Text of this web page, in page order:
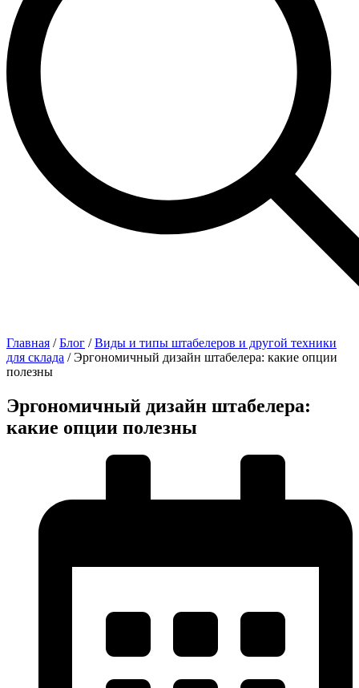
Главная /Блог /Виды и типы штабелеров и другой техники
для склада /Эргономичный дизайн штабелера: какие опции
полезны
Эргономичный дизайн штабелера:
какие опции полезны